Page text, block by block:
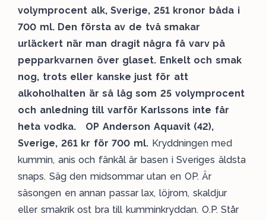
volymprocent alk, Sverige, 251 kronor båda i
700 ml. Den första av de två smakar
urläckert när man dragit några få varv på
pepparkvarnen över glaset. Enkelt och smak
nog, trots eller kanske just för att
alkoholhalten är så låg som 25 volymprocent
och anledning till varför Karlssons inte får
heta vodka.
OP Anderson Aquavit (42),
Sverige, 261 kr för 700 ml. Kryddningen med
kummin, anis och fänkål är basen i Sveriges äldsta
snaps. Säg den midsommar utan en OP. Är
säsongen en annan passar lax, löjrom, skaldjur
eller smakrik ost bra till kumminkryddan. O.P. Står